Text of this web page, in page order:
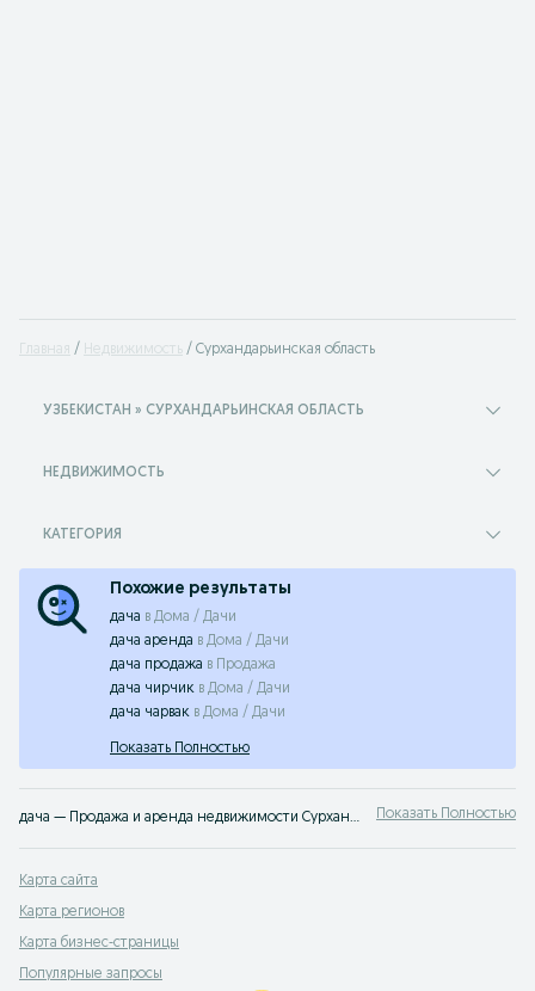
Главная Недвижимость Сурхандарьинская область
УЗБЕКИСТАН » СУРХАНДАРЬИНСКАЯ ОБЛАСТЬ
НЕДВИЖИМОСТЬ
КАТЕГОРИЯ
Похожие результаты
дача в Дома / Дачи
дача аренда в Дома / Дачи
дача продажа в
Продажа
дача чирчик в Дома / Дачи
дача чарвак в Дома / Дачи
Показать Полностью
дача — Продажа и аренда недвижимости Сурхандарьинская область ➤ Жилая и коммерческая недвижимость по лучшей цене ✔️ Выбирайте среди множества объявлений недорого на OLX.uz! Показать Полностью
Карта сайта
Карта регионов
Карта бизнес-страницы
Популярные запросы